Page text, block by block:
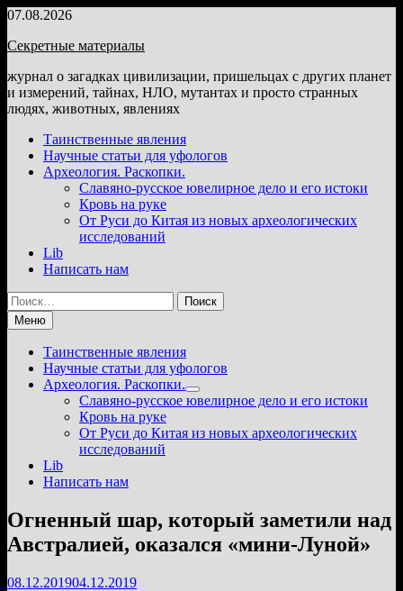
Перейти
содержимому
07.08.2026
Секретные материалы
журнал о загадках цивилизации, пришельцах с других планет
и измерений, тайнах, НЛО, мутантах и просто странных
людях, животных, явлениях
Таинственные явления
Научные статьи для уфологов
Археология. Раскопки.
Славяно-русское ювелирное дело и его истоки
Кровь на руке
От Руси до Китая из новых археологических
исследований
Lib
Написать нам
Найти:
Меню
Таинственные явления
Научные статьи для уфологов
Археология. Раскопки.
Показать
подменю
Славяно-русское ювелирное дело и его истоки
Кровь на руке
От Руси до Китая из новых археологических
исследований
Lib
Написать нам
Огненный шар, который заметили над
Австралией, оказался «мини-Луной»
08.12.201904.12.2019